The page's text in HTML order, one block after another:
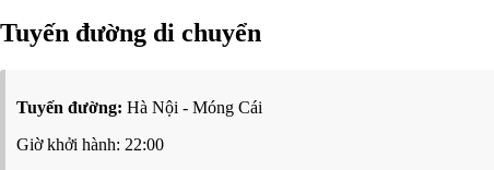
Tuyến đường di chuyển
Tuyến đường: Hà Nội - Móng Cái
Giờ khởi hành: 22:00